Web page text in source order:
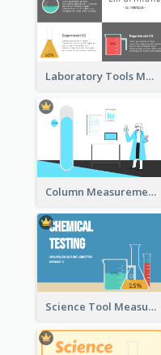
Laboratory Tools Measurement And Comparison
Column Measurement Clipart
Science Tool Measurement